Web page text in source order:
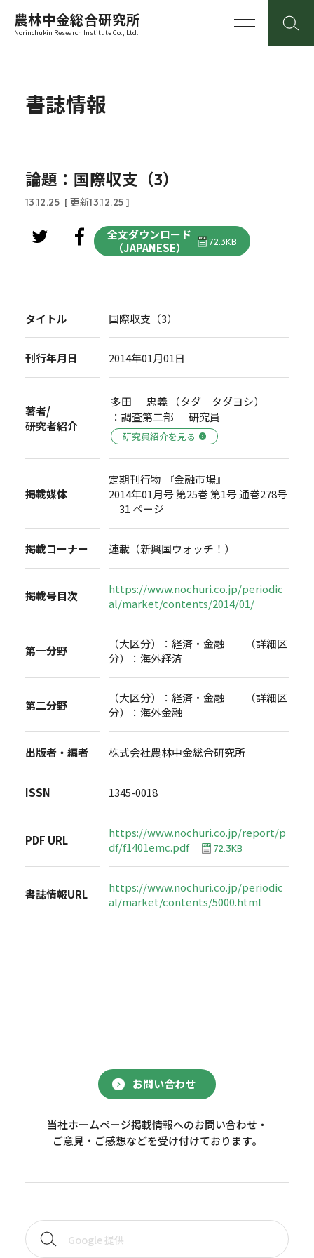
農林中金総合研究所
Norinchukin Research Institute Co., Ltd.
書誌情報
論題：国際収支（3）
13.12.25 [ 更新13.12.25 ]
全文ダウンロード
（JAPANESE）
72.3KB
タイトル 国際収支（3）
刊行年月日 2014年01月01日
著者/
研究者紹介
多田 忠義 （タダ タダヨシ）
：調査第二部 研究員
研究員紹介を見る
掲載媒体
定期刊行物 『金融市場』
2014年01月号 第25巻 第1号 通巻278号
31 ページ
掲載コーナー 連載（新興国ウォッチ！）
掲載号目次
https://www.nochuri.co.jp/periodic
al/market/contents/2014/01/
第一分野
（大区分）：経済・金融 （詳細区
分）：海外経済
第二分野
（大区分）：経済・金融 （詳細区
分）：海外金融
出版者・編者 株式会社農林中金総合研究所
ISSN 1345-0018
PDF URL
https://www.nochuri.co.jp/report/p
df/f1401emc.pdf
72.3KB
書誌情報URL
https://www.nochuri.co.jp/periodic
al/market/contents/5000.html
お問い合わせ
当社ホームページ掲載情報へのお問い合わせ・
ご意見・ご感想などを受け付けております。